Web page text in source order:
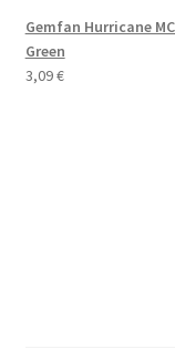
Gemfan Hurricane
Green
3,09€